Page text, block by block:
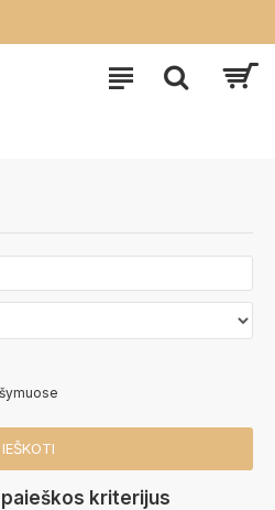
IEŠKOTI
kriterijus